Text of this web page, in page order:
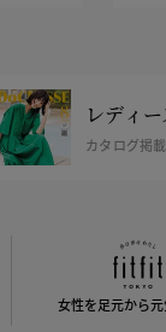
レディ
カタログ掲
女性を足元から